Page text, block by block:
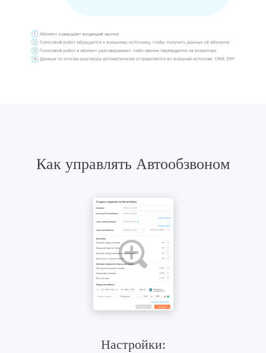
Как управлять Автообзвоном
Настройки: